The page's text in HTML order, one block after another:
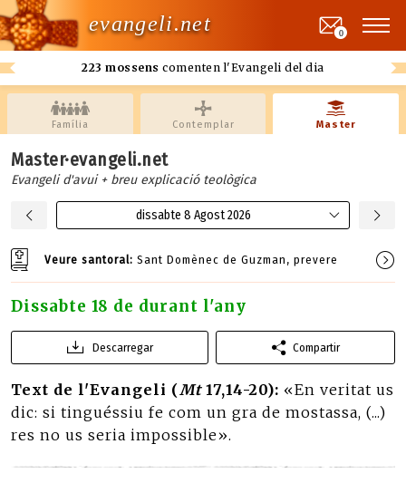
evangeli.net
223 mossens comenten l'Evangeli del dia
0
Família Contemplar Master
Master·evangeli.net
Evangeli d'avui + breu explicació teològica
dissabte 8 Agost 2026
Veure santoral: Sant Domènec de Guzman, prevere
Dissabte 18 de durant l'any
Descarregar Compartir
Text de l'Evangeli (Mt17,14-20): «En veritat us
dic: si tinguéssiu fe com un gra de mostassa, (...)
res no us seria impossible».